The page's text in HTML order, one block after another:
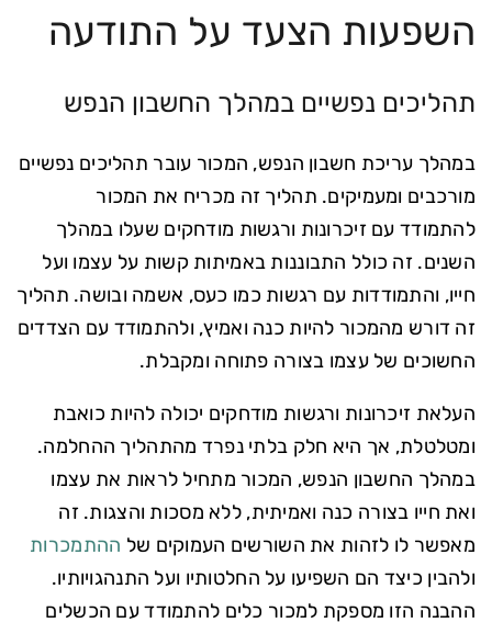
השפעות הצעד על התודעה
תהליכים נפשיים במהלך החשבון הנפש
במהלך עריכת חשבון הנפש, המכור עובר תהליכים נפשיים
מורכבים ומעמיקים. תהליך זה מכריח את המכור
להתמודד עם זיכרונות ורגשות מודחקים שעלו במהלך
השנים. זה כולל התבוננות באמיתות קשות על עצמו ועל
חייו, והתמודדות עם רגשות כמו כעס, אשמה ובושה. תהליך
זה דורש מהמכור להיות כנה ואמיץ, ולהתמודד עם הצדדים
החשוכים של עצמו בצורה פתוחה ומקבלת.
העלאת זיכרונות ורגשות מודחקים יכולה להיות כואבת
ומטלטלת, אך היא חלק בלתי נפרד מהתהליך ההחלמה.
במהלך החשבון הנפש, המכור מתחיל לראות את עצמו
ואת חייו בצורה כנה ואמיתית, ללא מסכות והצגות. זה
מאפשר לו לזהות את השורשים העמוקים של ההתמכרות
ולהבין כיצד הם השפיעו על החלטותיו ועל התנהגויותיו.
ההבנה הזו מספקת למכור כלים להתמודד עם הכשלים